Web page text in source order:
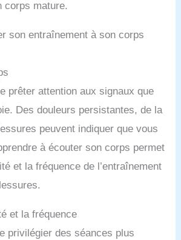
corps mature.
son entraînement à son corps
prêter attention aux signaux que
Des douleurs persistantes, de la
peuvent indiquer que vous
à écouter son corps permet
et la fréquence de l’entraînement
et la fréquence
privilégier des séances plus